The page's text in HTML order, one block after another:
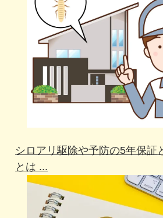
シロアリ駆除や予防の5年保証
とは ...